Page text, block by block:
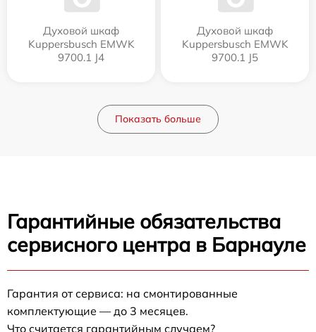
Духовой шкаф
Kuppersbusch EMWK
9700.1 J4
Духовой шкаф
Kuppersbusch EMWK
9700.1 J5
Показать больше
Гарантийные обязательства
сервисного центра в Барнауле
Гарантия от сервиса: на смонтированные
комплектующие — до 3 месяцев.
Что считается гарантийным случаем?